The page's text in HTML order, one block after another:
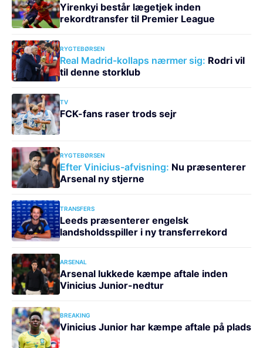
Yirenkyi består lægetjek inden
rekordtransfer til Premier League
RYGTEBØRSEN
Real Madrid-kollaps nærmer sig: Rodri vil
til denne storklub
TV
FCK-fans raser trods sejr
RYGTEBØRSEN
Efter Vinicius-afvisning: Nu præsenterer
Arsenal ny stjerne
TRANSFERS
Leeds præsenterer engelsk
landsholdsspiller i ny transferrekord
ARSENAL
Arsenal lukkede kæmpe aftale inden
Vinicius Junior-nedtur
BREAKING
Vinicius Junior har kæmpe aftale på plads